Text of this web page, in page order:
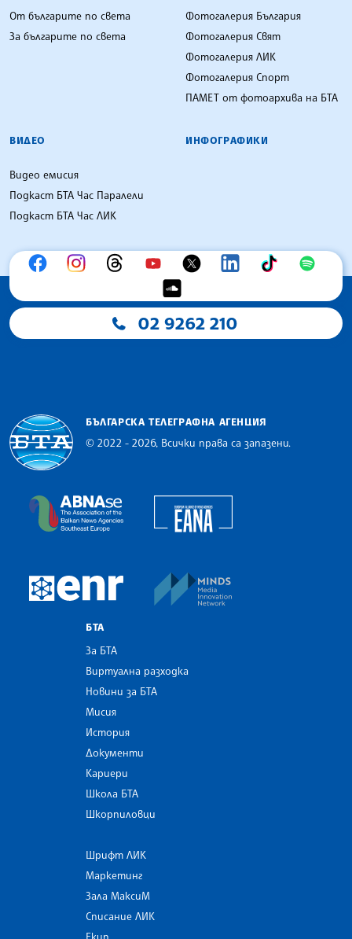
От българите по света
За българите по света
Фотогалерия България
Фотогалерия Свят
Фотогалерия ЛИК
Фотогалерия Спорт
ПАМЕТ от фотоархива на БТА
ВИДЕО
Видео емисия
Подкаст БТА Час Паралели
Подкаст БТА Час ЛИК
ИНФОГРАФИКИ
02 9262 210
БЪЛГАРСКА ТЕЛЕГРАФНА АГЕНЦИЯ
© 2022 - 2026, Всички права са запазени.
The Assocoation of the Balkan News Agencies
European Newsroom
БТА
За БТА
Виртуална разходка
Новини за БТА
Мисия
История
Документи
Кариери
Школа БТА
Шкорпиловци
Шрифт ЛИК
Маркетинг
Зала МаксиМ
Списание ЛИК
Екип